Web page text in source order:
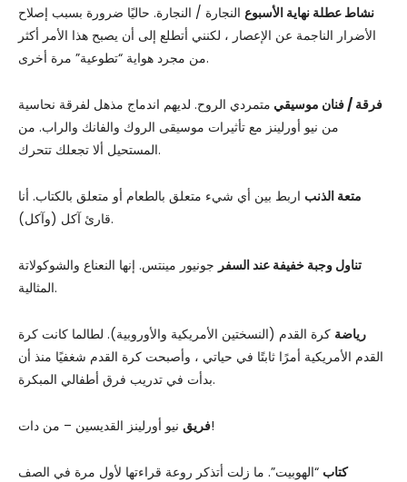
نشاط عطلة نهاية الأسبوع النجارة / النجارة. حاليًا ضرورة بسبب إصلاح
الأضرار الناجمة عن الإعصار ، لكنني أتطلع إلى أن يصبح هذا الأمر أكثر
من مجرد هواية “تطوعية” مرة أخرى.
فرقة / فنان موسيقي متمردي الروح. لديهم اندماج مذهل لفرقة نحاسية
من نيو أورلينز مع تأثيرات موسيقى الروك والفانك والراب. من
المستحيل ألا تجعلك تتحرك.
متعة الذنب اربط بين أي شيء متعلق بالطعام أو متعلق بالكتاب. أنا
قارئ آكل (وآكل).
تناول وجبة خفيفة عند السفر جونيور مينتس. إنها النعناع والشوكولاتة
المثالية.
رياضة كرة القدم (النسختين الأمريكية والأوروبية). لطالما كانت كرة
القدم الأمريكية أمرًا ثابتًا في حياتي ، وأصبحت كرة القدم شغفيًا منذ أن
بدأت في تدريب فرق أطفالي المبكرة.
فريقنيو أورلينز القديسين – من دات!
كتاب “الهوبيت”. ما زلت أتذكر روعة قراءتها لأول مرة في الصف